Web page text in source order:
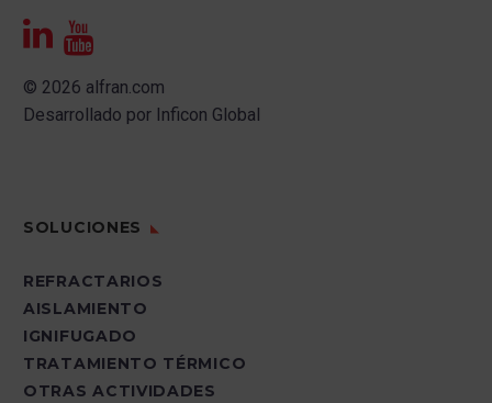
© 2026 alfran.com
Desarrollado por Inficon Global
SOLUCIONES
REFRACTARIOS
AISLAMIENTO
IGNIFUGADO
TRATAMIENTO TÉRMICO
OTRAS ACTIVIDADES